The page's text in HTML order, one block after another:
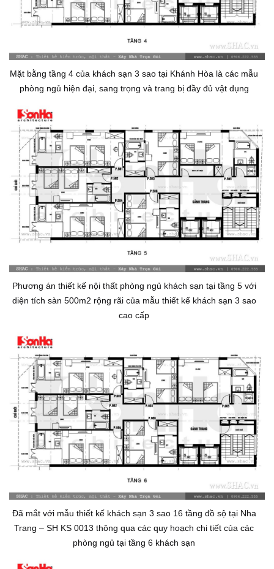
Mặt bằng tầng 4 của khách sạn 3 sao tại Khánh Hòa là các mẫu
phòng ngủ hiện đại, sang trọng và trang bị đầy đủ vật dụng
Phương án thiết kế nội thất phòng ngủ khách sạn tại tầng 5 với
diện tích sàn 500m2 rộng rãi của mẫu thiết kế khách sạn 3 sao
cao cấp
Đã mắt với mẫu thiết kế khách sạn 3 sao 16 tầng đồ sộ tại Nha
Trang – SH KS 0013 thông qua các quy hoạch chi tiết của các
phòng ngủ tại tầng 6 khách sạn